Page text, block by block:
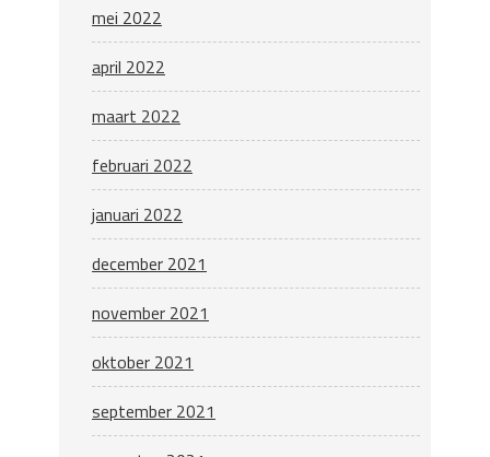
mei 2022
april 2022
maart 2022
februari 2022
januari 2022
december 2021
november 2021
oktober 2021
september 2021